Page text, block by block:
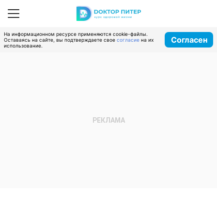
На информационном ресурсе применяются cookie-файлы.
Оставаясь на сайте, вы подтверждаете свое согласие на их
использование.
Согласен